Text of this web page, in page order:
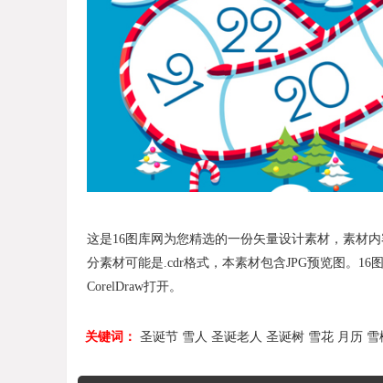
这是16图库网为您精选的一份矢量设计素材，素材
分素材可能是.cdr格式，本素材包含JPG预览图。16
CorelDraw打开。
关键词： 圣诞节 雪人 圣诞老人 圣诞树 雪花 月历 雪